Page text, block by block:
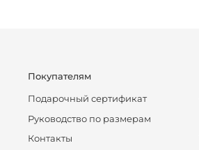
Покупателям
Подарочный сертификат
Руководство по размерам
Контакты